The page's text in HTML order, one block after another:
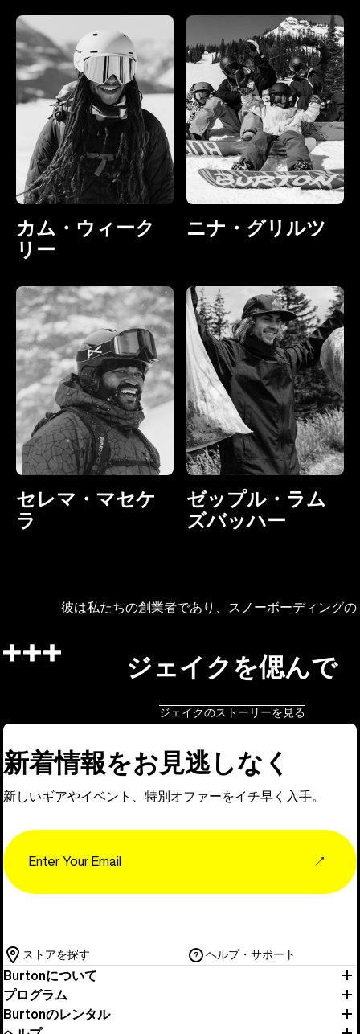
カム・ウィーク
リー
ニナ・グリルツ
セレマ・マセケ
ラ
ゼップル・ラム
ズバッハー
彼は私たちの創業者であり、スノーボーディング
ジェイクを偲んで
ジェイクのストーリーを見る
新着情報をお見逃しなく
新しいギアやイベント、特別オファーをイチ早く入手。
↗
ストアを探す ヘルプ・サポート
Burtonについて
プログラム
Burtonのレンタル